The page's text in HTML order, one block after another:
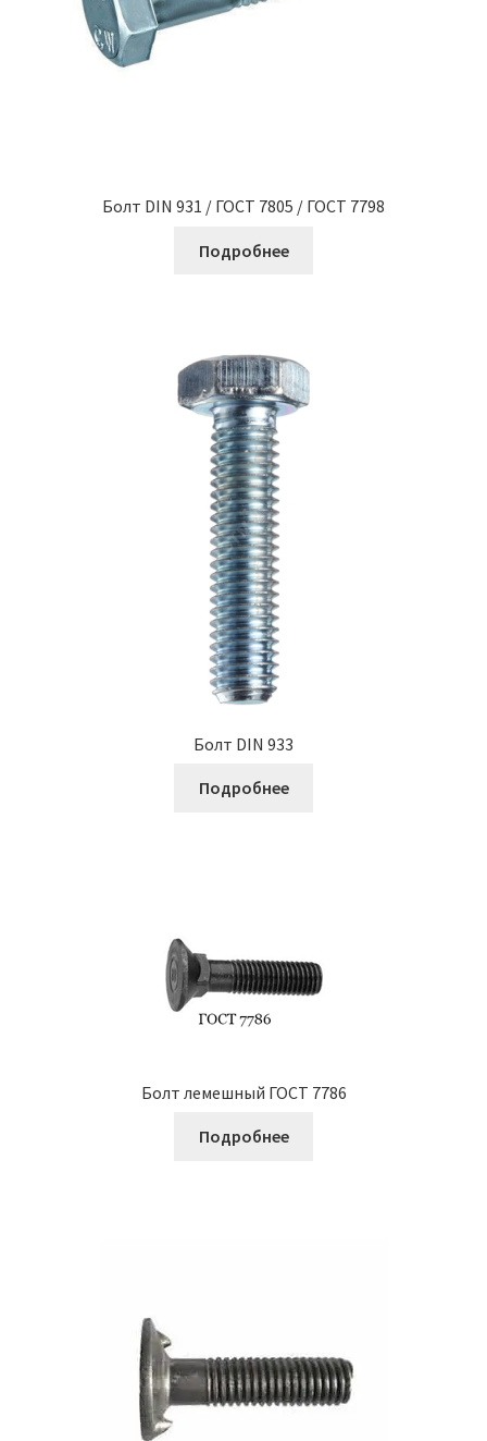
Болт DIN 931 / ГОСТ 7805 / ГОСТ 7798
Подробнее
Болт DIN 933
Подробнее
Болт лемешный ГОСТ 7786
Подробнее